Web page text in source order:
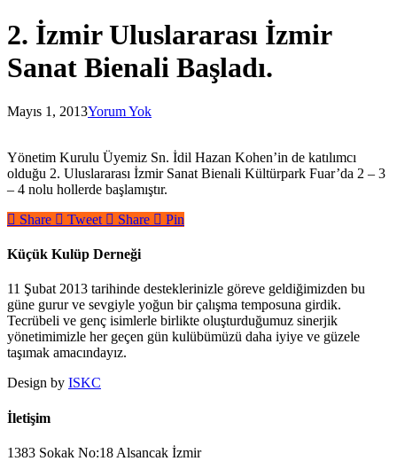
2. İzmir Uluslararası İzmir
Sanat Bienali Başladı.
Mayıs 1, 2013Yorum Yok
Yönetim Kurulu Üyemiz Sn. İdil Hazan Kohen’in de katılımcı
olduğu 2. Uluslararası İzmir Sanat Bienali Kültürpark Fuar’da 2 – 3
– 4 nolu hollerde başlamıştır.
Share
Tweet Share Pin
Küçük Kulüp Derneği
11 Şubat 2013 tarihinde desteklerinizle göreve geldiğimizden bu
güne gurur ve sevgiyle yoğun bir çalışma temposuna girdik.
Tecrübeli ve genç isimlerle birlikte oluşturduğumuz sinerjik
yönetimimizle her geçen gün kulübümüzü daha iyiye ve güzele
taşımak amacındayız.
Design by ISKC
İletişim
1383 Sokak No:18 Alsancak İzmir